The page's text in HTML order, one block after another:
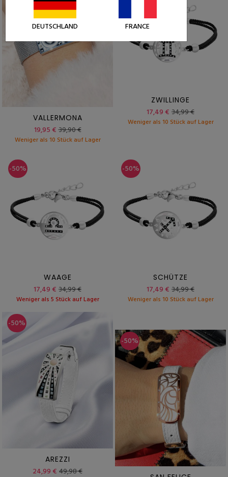
VALLERMONA
19,95 €39,90 €
Weniger als 10 Stück auf Lager
ZWILLINGE
17,49 € 34,99 €
Weniger als 10 Stück auf Lager
-50%
WAAGE
17,49 € 34,99 €
Weniger als 5 Stück auf Lager
-50%
SCHÜTZE
17,49 € 34,99 €
Weniger als 10 Stück auf Lager
-50%
AREZZI
24,99 € 49,98 €
-50%
DEUTSCHLAND FRANCE